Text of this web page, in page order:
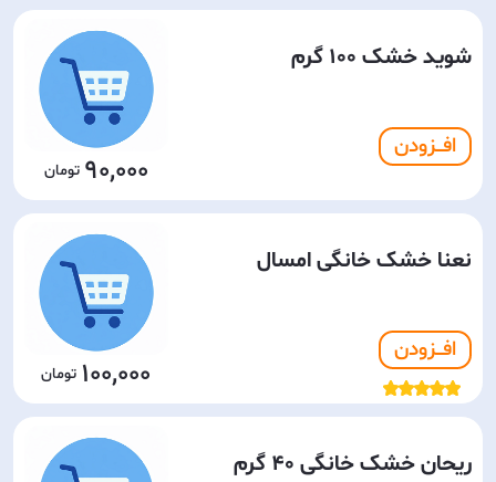
شوید خشک 100 گرم
افـــزودن
90,000
نعنا خشک خانگی امسال
افـــزودن
100,000
ریحان خشک خانگی 40 گرم